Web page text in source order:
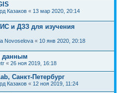
Казаков « 13 мар 2020, 20:14
и ДЗЗ для изучения
Novoselova « 10 янв 2020, 20:18
данным
« 26 ноя 2019, 16:18
Санкт-Петербург
Казаков « 12 ноя 2019, 11:24